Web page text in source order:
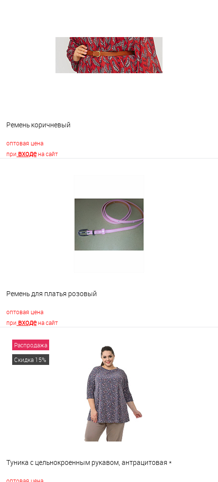
В наличии
Ремень коричневый
оптовая цена
при входена сайт
Недоступно
Ремень для платья розовый
оптовая цена
при входена сайт
В корзину
Распродажа
Скидка 15%
Туника с цельнокроенным рукавом, антрацитовая *